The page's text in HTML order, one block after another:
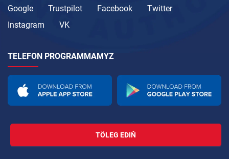
Google Trustpilot Facebook
Twitter
Instagram
VK
TELEFON PROGRAMMAMYZ
TÖLEG EDIŇ